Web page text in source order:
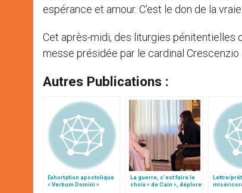
espérance et amour. C’est le don de la
Cet après-midi, des liturgies pénitentielles
messe présidée par le cardinal Crescenzio
Autres Publications :
Exhortation apostolique
« Verbum Domini »
La guerre, c’est faire le
choix « de Caïn », déplore
Lettre/